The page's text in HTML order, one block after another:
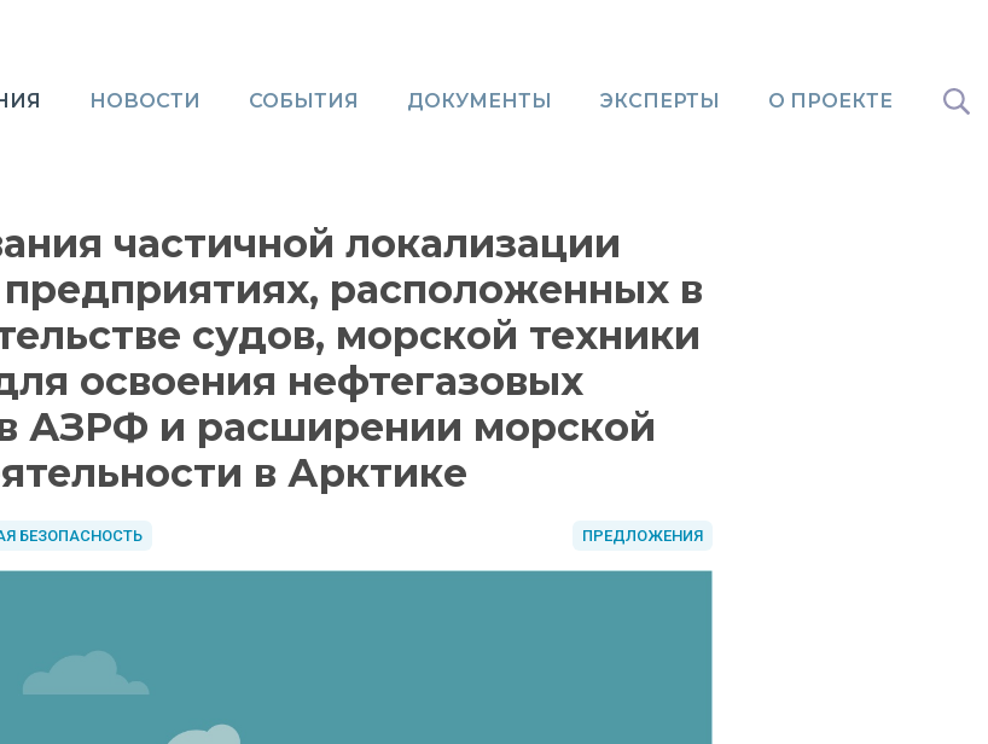
НОВОСТИ СОБЫТИЯ ДОКУМЕНТЫ ЭКСПЕРТЫ О ПРОЕКТЕ
частичной локализации
расположенных в
судов, морской техники
освоения нефтегазовых
АЗРФ и расширении морской
в Арктике
БЕЗОПАСНОСТЬ ПРЕДЛОЖЕНИЯ